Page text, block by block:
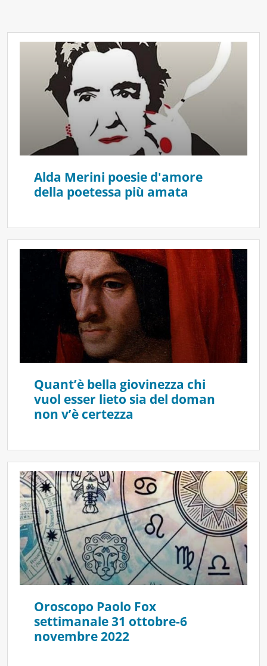
Alda Merini poesie d'amore
della poetessa più amata
Quant’è bella giovinezza chi
vuol esser lieto sia del doman
non v’è certezza
Oroscopo Paolo Fox
settimanale 31 ottobre-6
novembre 2022